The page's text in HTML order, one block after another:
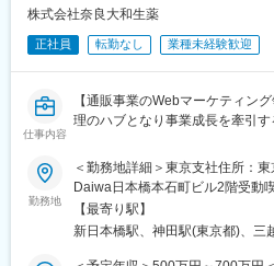
着実にスキルアップが出来ます。
変更の範囲：会社の定める業務
（電子カルテ、レセプト、画像管
・その他オプション製品
入社後3ヶ月程度は同社の宿泊研
修を行います。商品知識、歯科知
3ヶ月の研修後も先輩社員がしっ
心です。
■インセンティブ：
株式会社奈良大和生薬
正社員 転勤なし 業種未経験歓迎
仕事内容
【通販事業のWebマーケティン
理のハブとなり事業成長を牽引す
■業務概要
当社の通販事業におけるWebマ
理を担います。広告運用のみな
リエイティブ改善、制作進行、
部門横断的に業務を推進する中核
す。冬の繁忙期に向け、内製化
勤務地
＜勤務地詳細＞東京支社住所：
Daiwa日本橋本石町ビル2階受動
囲：会社の定める事業所
【最寄り駅】
新日本橋駅、神田駅(東京都)、三